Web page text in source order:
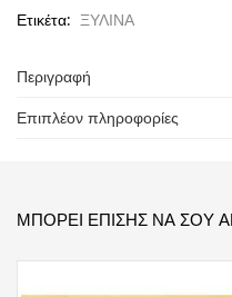
Ετικέτα: ΞΥΛΙΝΑ
Περιγραφή
Επιπλέον πληροφορίες
ΜΠΟΡΕΊ ΕΠΊΣΗΣ ΝΑ ΣΟΥ